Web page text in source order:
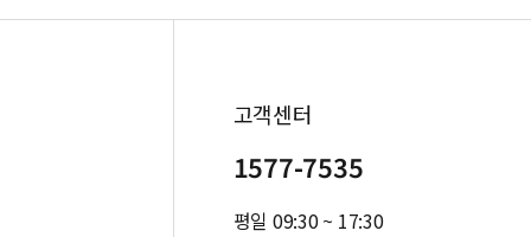
고객센터
1577-7535
평일 09:30 ~ 17:30